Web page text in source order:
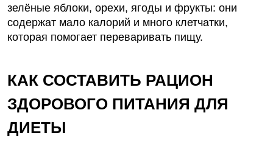
зелёные яблоки, орехи, ягоды и фрукты: они
содержат мало калорий и много клетчатки,
которая помогает переваривать пищу.
КАК СОСТАВИТЬ РАЦИОН
ЗДОРОВОГО ПИТАНИЯ ДЛЯ
ДИЕТЫ